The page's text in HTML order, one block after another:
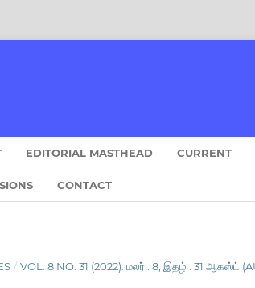
EDITORIAL MASTHEAD CURRENT
CONTACT
/ VOL. 8 NO. 31 (2022): மலர் : 8, இதழ் : 31 ஆகஸ்ட்